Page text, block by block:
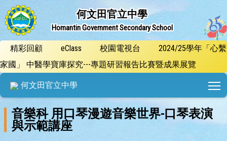
何文田官立中學
Homantin Government Secondary School
精彩回顧 eClass 校園電視台
2024/25學年「心繫
家國」 中醫學寶庫探究---專題研習報告比賽暨成果展覽
何文田官立中學
音樂科 用口琴漫遊音樂世界-口琴表演
與示範講座